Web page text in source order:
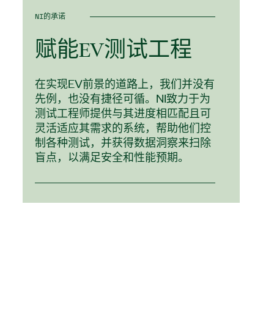
NI的承诺
赋能EV测试工程
在实现EV前景的道路上，我们并没有
先例，也没有捷径可循。NI致力于为
测试工程师提供与其进度相匹配且可
灵活适应其需求的系统，帮助他们控
制各种测试，并获得数据洞察来扫除
盲点，以满足安全和性能预期。